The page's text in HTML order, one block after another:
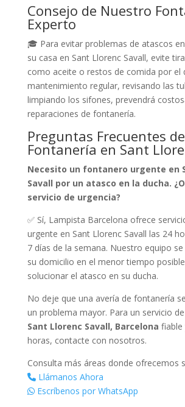
Consejo de Nuestro
Experto
🎓 Para evitar problemas de atascos
su casa en Sant Llorenc Savall, evite
como aceite o restos de comida por el
mantenimiento regular, revisando las
limpiando los sifones, prevendrá
reparaciones de fontanería.
Preguntas Frecuentes de
Fontanería en Sant
Necesito un fontanero urgente en
Savall por un atasco en la ducha.
servicio de urgencia?
✅ Sí, Lampista Barcelona ofrece
urgente en Sant Llorenc Savall las 24
7 días de la semana. Nuestro equipo
su domicilio en el menor tiempo
solucionar el atasco en su ducha.
No deje que una avería de fontanería
un problema mayor. Para un servicio de
Sant Llorenc Savall, Barcelona fiable
horas, contacte con nosotros.
Consulta más áreas donde ofrecemos
Llámanos Ahora
Escríbenos por WhatsApp